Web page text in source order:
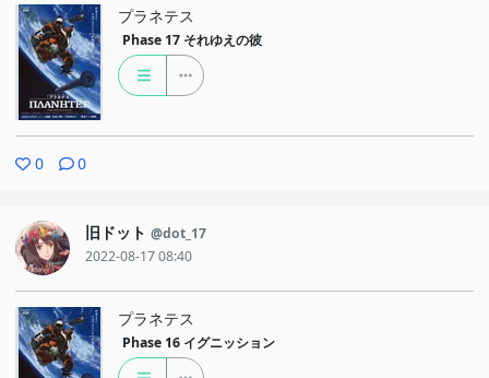
プラネテス
Phase 17 それゆえの彼
0 0
旧ドット @dot_17
2022-08-17 08:40
プラネテス
Phase 16 イグニッション